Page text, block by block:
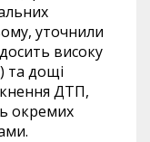
уточнили
високу
та дощі
ДТП,
окремих